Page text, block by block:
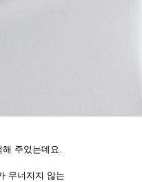
주었는데요.
무너지지 않는